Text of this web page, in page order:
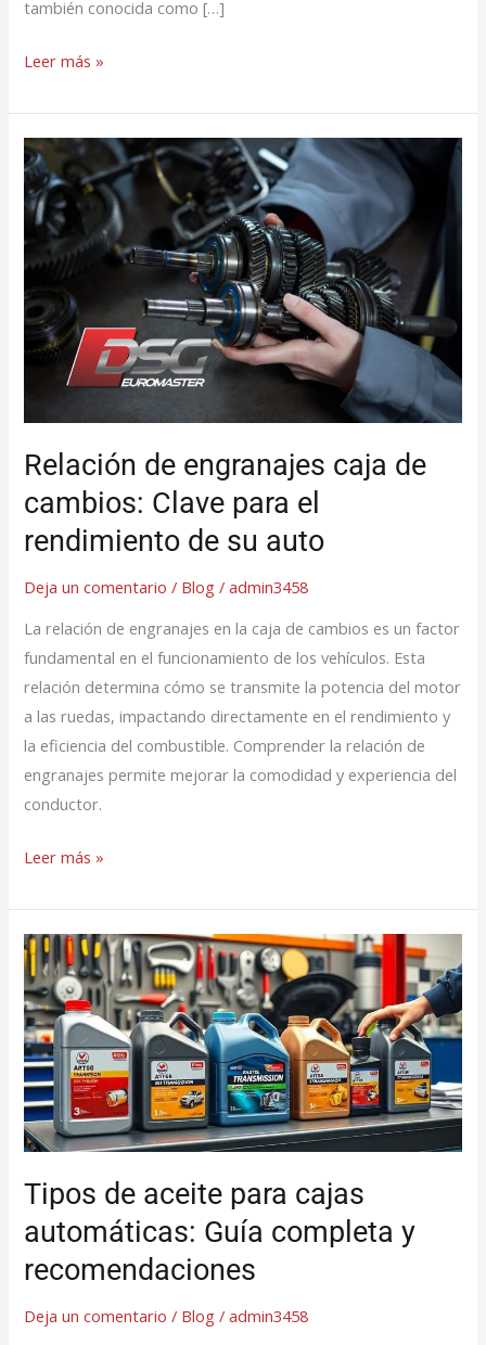
también conocida como […]
Leer más »
Relación de engranajes caja de
cambios: Clave para el
rendimiento de su auto
Deja un comentario / Blog /admin3458
La relación de engranajes en la caja de cambios es un factor
fundamental en el funcionamiento de los vehículos. Esta
relación determina cómo se transmite la potencia del motor
a las ruedas, impactando directamente en el rendimiento y
la eficiencia del combustible. Comprender la relación de
engranajes permite mejorar la comodidad y experiencia del
conductor.
Relación
de
engranajes
caja
de
cambios:
Clave
para
su
auto
Leer más »
Tipos de aceite para cajas
automáticas: Guía completa y
recomendaciones
Deja un comentario / Blog /admin3458
Tipos
de
aceite
para
cajas
automáticas:
Guía
completa
y
recomendaciones